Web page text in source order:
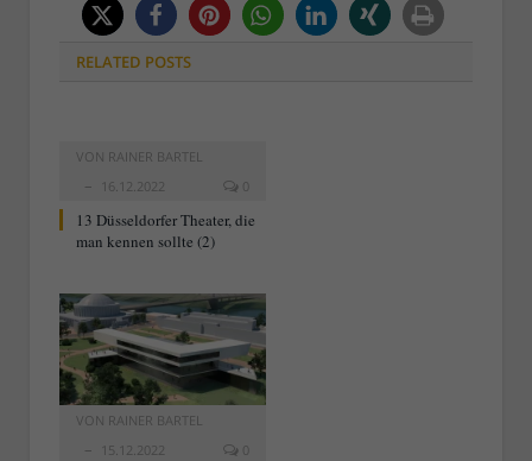
RELATED POSTS
VON RAINER BARTEL
16.12.2022
0
13 Düsseldorfer Theater, die
man kennen sollte (2)
VON RAINER BARTEL
15.12.2022
0